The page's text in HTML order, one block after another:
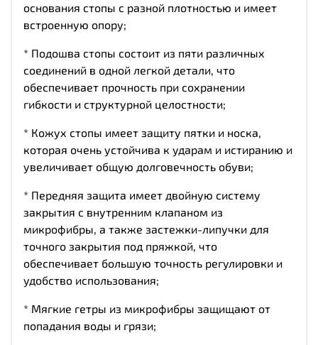
основания стопы с разной плотностью и имеет
встроенную опору;
* Подошва стопы состоит из пяти различных
соединений в одной легкой детали, что
обеспечивает прочность при сохранении
гибкости и структурной целостности;
* Кожух стопы имеет защиту пятки и носка,
которая очень устойчива к ударам и истиранию и
увеличивает общую долговечность обуви;
* Передняя защита имеет двойную систему
закрытия с внутренним клапаном из
микрофибры, а также застежки-липучки для
точного закрытия под пряжкой, что
обеспечивает большую точность регулировки и
удобство использования;
* Мягкие гетры из микрофибры защищают от
попадания воды и грязи;